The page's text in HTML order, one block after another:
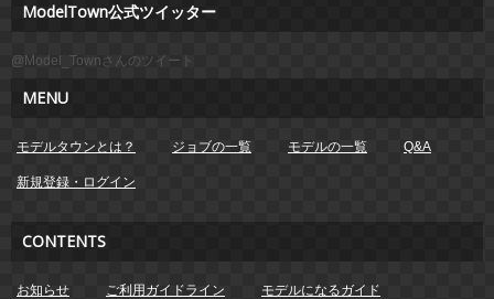
ModelTown公式ツイッター
@Model_Townさんのツイート
MENU
モデルタウンとは？ ジョブの一覧 モデルの一覧 Q&A
新規登録・ログイン
CONTENTS
お知らせ ご利用ガイドライン モデルになるガイド